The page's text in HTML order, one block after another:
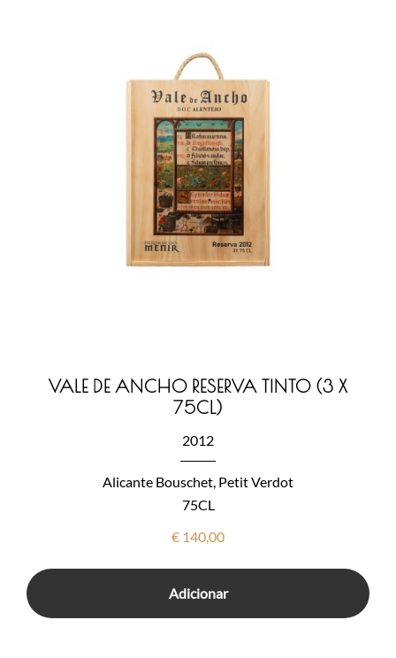
VALE DE ANCHO RESERVA TINTO (3 X
75CL)
2012
Alicante Bouschet, Petit Verdot
75CL
€ 140,00
Adicionar